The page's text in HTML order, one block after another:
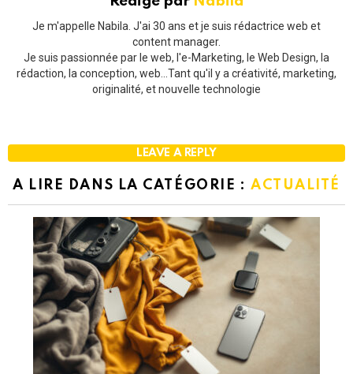
Je m'appelle Nabila. J'ai 30 ans et je suis rédactrice web et
content manager.
Je suis passionnée par le web, l'e-Marketing, le Web Design, la
rédaction, la conception, web...Tant qu'il y a créativité, marketing,
originalité, et nouvelle technologie
LEAVE A REPLY
A LIRE DANS LA CATÉGORIE : ACTUALITÉ